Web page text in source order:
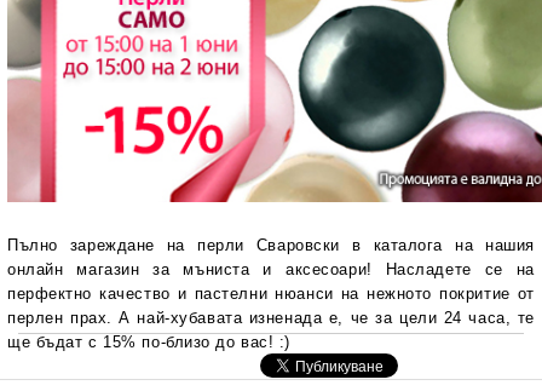
Пълно зареждане на перли Сваровски в каталога на нашия
онлайн магазин за мъниста и аксесоари! Насладете се на
перфектно качество и пастелни нюанси на нежното покритие от
перлен прах. А най-хубавата изненада е, че за цели 24 часа, те
ще бъдат с 15% по-близо до вас! :)